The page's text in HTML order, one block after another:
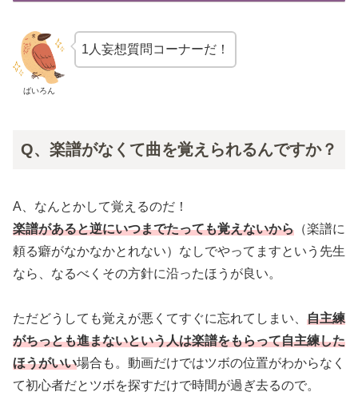
ばいろん
1人妄想質問コーナーだ！
Q、楽譜がなくて曲を覚えられるんですか？
A、なんとかして覚えるのだ！
楽譜があると逆にいつまでたっても覚えないから （楽譜に
頼る癖がなかなかとれない）なしでやってますという先生
なら、なるべくその方針に沿ったほうが良い。
ただどうしても覚えが悪くてすぐに忘れてしまい、 自主練
がちっとも進まないという人は楽譜をもらって自主練した
ほうがいい場合も。動画だけではツボの位置がわからなく
て初心者だとツボを探すだけで時間が過ぎ去るので。